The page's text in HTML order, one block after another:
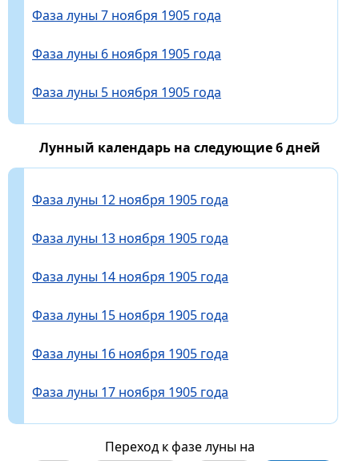
Фаза луны 7 ноября 1905 года
Фаза луны 6 ноября 1905 года
Фаза луны 5 ноября 1905 года
Лунный календарь на следующие 6 дней
Фаза луны 12 ноября 1905 года
Фаза луны 13 ноября 1905 года
Фаза луны 14 ноября 1905 года
Фаза луны 15 ноября 1905 года
Фаза луны 16 ноября 1905 года
Фаза луны 17 ноября 1905 года
Переход к фазе луны на